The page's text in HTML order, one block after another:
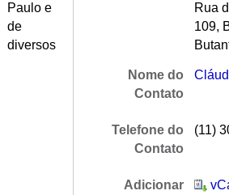
Rua
109,
Nome do
Contato
Telefone do
Contato
(11)
Adicionar
Paulo e
de
diversos